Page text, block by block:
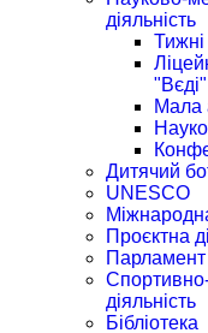
діяльність
Тижні
"Вєді"
Мала
Дитячий
UNESCO
Проєктна
діяльність
Бібліотека